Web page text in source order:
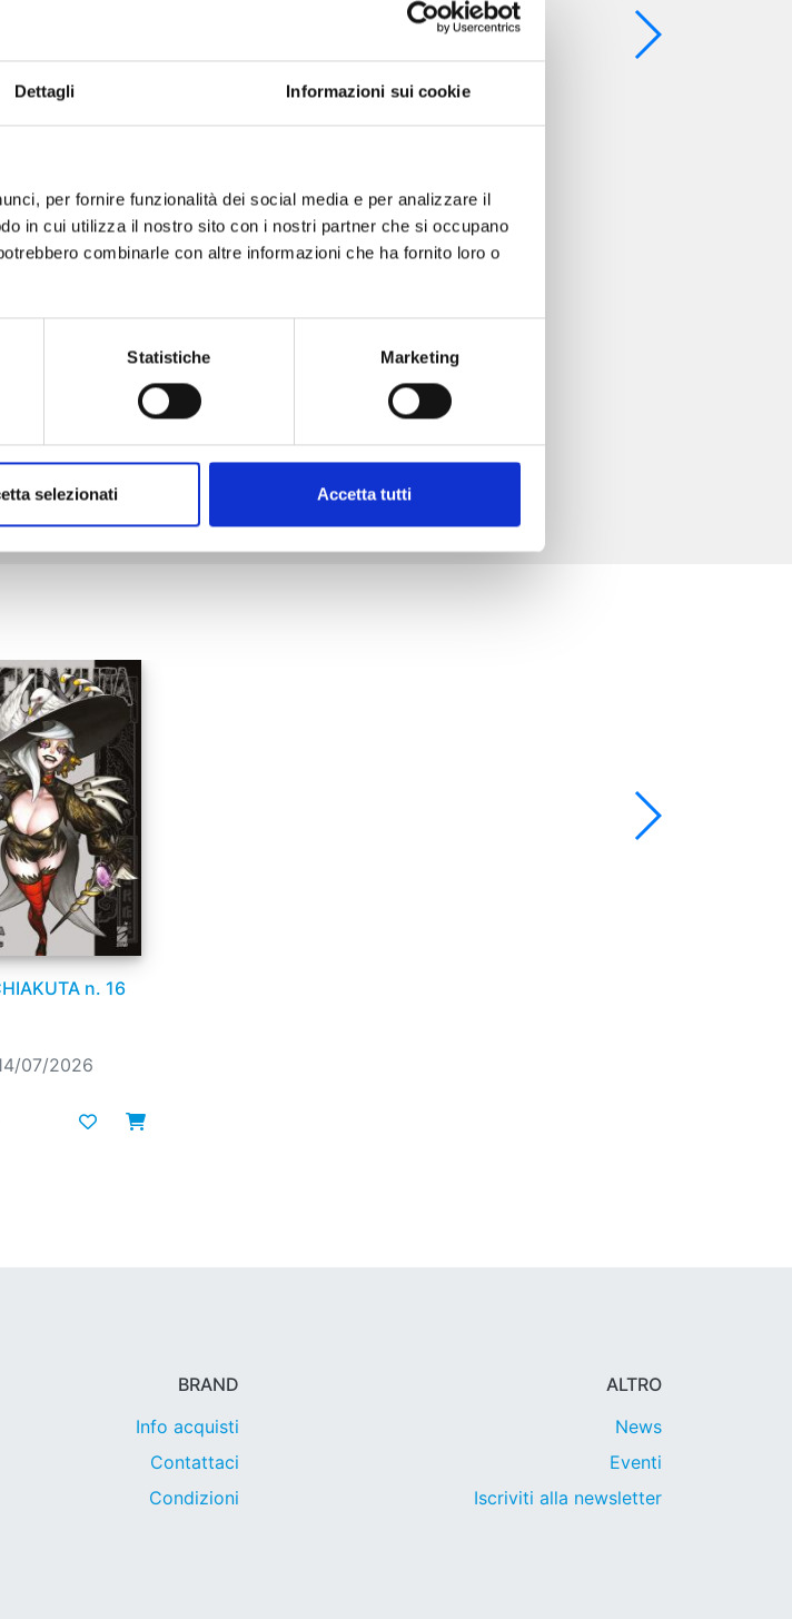
Dettagli Informazioni sui cookie
per fornire funzionalità dei social media e per analizzare il
in cui utilizza il nostro sito con i nostri partner che si occupano
combinarle con altre informazioni che ha fornito loro o
Statistiche Marketing
selezionati Accetta tutti
JUST A CUTIE n. 20
tutto
n. 16
07/2026
BRAND
Info acquisti
Contattaci
Condizioni
ALTRO
News
Eventi
Iscriviti alla newsletter